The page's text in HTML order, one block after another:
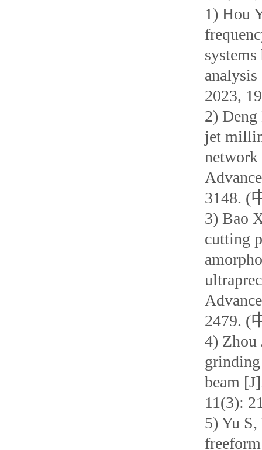
1) Hou
2023,
2)
jet
network
3148. (
3) Bao
cutting
2479. (
4) Zhou
beam
11(3):
5) Yu S,